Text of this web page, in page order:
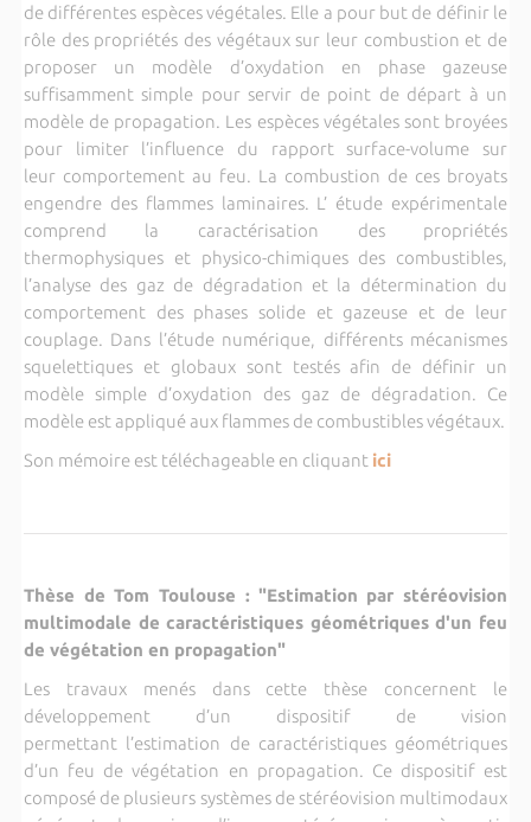
de différentes espèces végétales. Elle a pour but de définir le
rôle des propriétés des végétaux sur leur combustion et de
proposer un modèle d’oxydation en phase gazeuse
suffisamment simple pour servir de point de départ à un
modèle de propagation. Les espèces végétales sont broyées
pour limiter l’influence du rapport surface-volume sur
leur comportement au feu. La combustion de ces broyats
engendre des flammes laminaires. L’ étude expérimentale
comprend la caractérisation des propriétés
thermophysiques et physico-chimiques des combustibles,
l’analyse des gaz de dégradation et la détermination du
comportement des phases solide et gazeuse et de leur
couplage. Dans l’étude numérique, différents mécanismes
squelettiques et globaux sont testés afin de définir un
modèle simple d’oxydation des gaz de dégradation. Ce
modèle est appliqué aux flammes de combustibles végétaux.
Son mémoire est téléchageable en cliquant ici
Thèse de Tom Toulouse : "Estimation par stéréovision
multimodale de caractéristiques géométriques d'un feu
de végétation en propagation"
Les travaux menés dans cette thèse concernent le
développement d’un dispositif de vision
permettant l’estimation de caractéristiques géométriques
d’un feu de végétation en propagation. Ce dispositif est
composé de plusieurs systèmes de stéréovision multimodaux